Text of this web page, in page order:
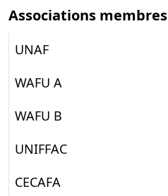
Associations membres
UNAF
WAFU A
WAFU B
UNIFFAC
CECAFA